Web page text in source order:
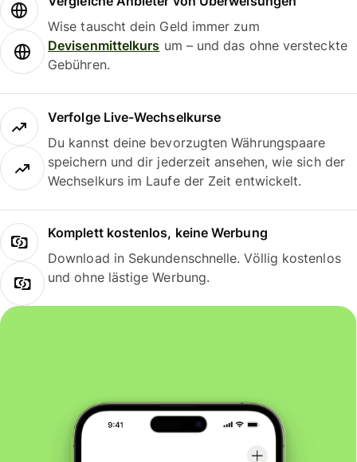
Wise tauscht dein Geld immer zum
Devisenmittelkurs um – und das ohne versteckte
Gebühren.
Verfolge Live-Wechselkurse
Du kannst deine bevorzugten Währungspaare
speichern und dir jederzeit ansehen, wie sich der
Wechselkurs im Laufe der Zeit entwickelt.
Komplett kostenlos, keine Werbung
Download in Sekundenschnelle. Völlig kostenlos
und ohne lästige Werbung.